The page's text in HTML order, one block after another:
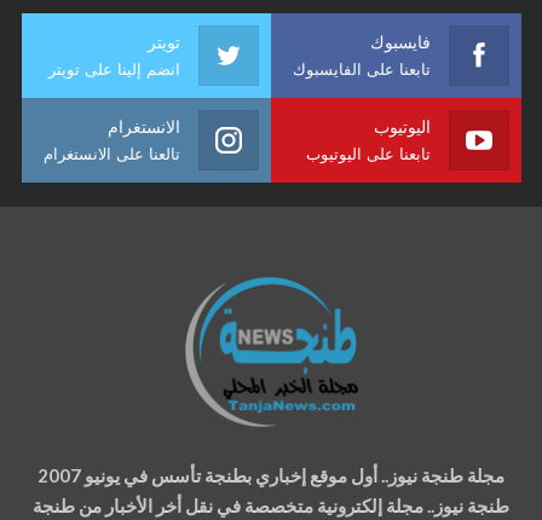
فايسبوك
تابعنا على الفايسبوك
تويتر
انضم إلينا على تويتر
اليوتيوب
تابعنا على اليوتيوب
الانستغرام
تالعنا على الانستغرام
مجلة طنجة نيوز.. أول موقع إخباري بطنجة تأسس في يونيو 2007
طنجة نيوز.. مجلة إلكترونية متخصصة في نقل أخر الأخبار من طنجة